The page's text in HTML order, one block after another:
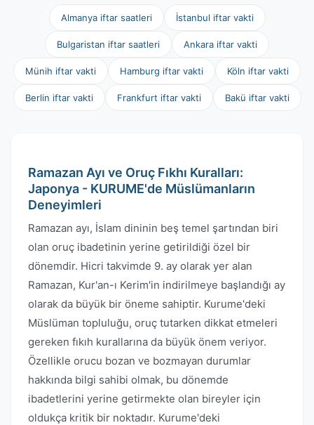
Almanya iftar saatleri İstanbul iftar vakti
Bulgaristan iftar saatleri Ankara iftar vakti
Münih iftar vakti Hamburg iftar vakti Köln iftar vakti
Berlin iftar vakti Frankfurt iftar vakti Bakü iftar vakti
Ramazan Ayı ve Oruç Fıkhı Kuralları:
Japonya - KURUME'de Müslümanların
Deneyimleri
Ramazan ayı, İslam dininin beş temel şartından biri
olan oruç ibadetinin yerine getirildiği özel bir
dönemdir. Hicri takvimde 9. ay olarak yer alan
Ramazan, Kur'an-ı Kerim'in indirilmeye başlandığı ay
olarak da büyük bir öneme sahiptir. Kurume'deki
Müslüman topluluğu, oruç tutarken dikkat etmeleri
gereken fıkıh kurallarına da büyük önem veriyor.
Özellikle orucu bozan ve bozmayan durumlar
hakkında bilgi sahibi olmak, bu dönemde
ibadetlerini yerine getirmekte olan bireyler için
oldukça kritik bir noktadır. Kurume'deki